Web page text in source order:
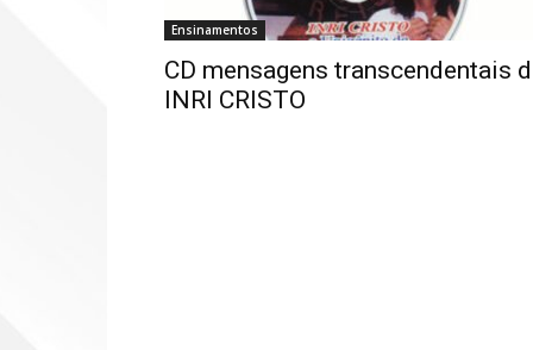
Ensinamentos
CD mensagens transcendentais
INRI CRISTO